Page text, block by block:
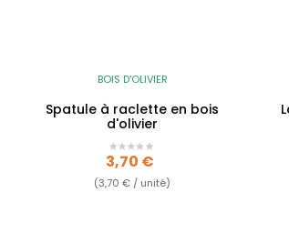
BOIS D'OLIVIER
Spatule à raclette en bois
d'olivier
Prix
3,70 €
(3,70 € / unité)